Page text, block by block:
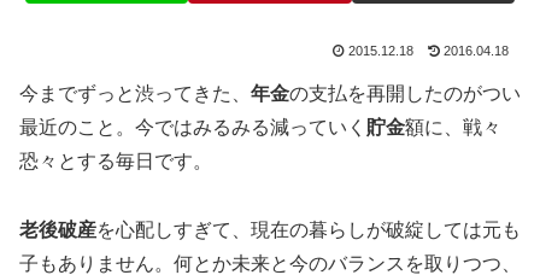
2015.12.18 2016.04.18
今までずっと渋ってきた、 年金の支払を再開したのがつい
最近のこと。今ではみるみる減っていく 貯金額に、戦々
恐々とする毎日です。
老後破産を心配しすぎて、現在の暮らしが破綻しては元も
子もありません。何とか未来と今のバランスを取りつつ、